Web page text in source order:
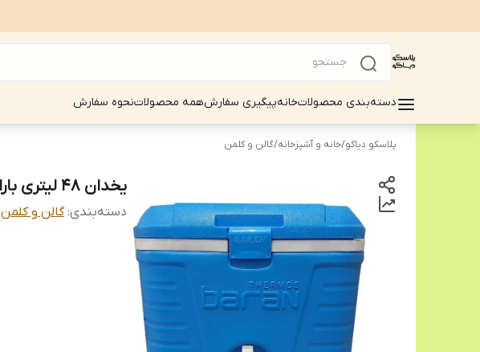
دسته‌بندی محصولاتخانهپیگیری سفارشهمه محصولاتنحوه سفارش
پلاسکو دیاکو/خانه و آشپزخانه/گالن و کلمن
یخدان 48 لیتری باران
دسته‌بندی:گالن و کلمن